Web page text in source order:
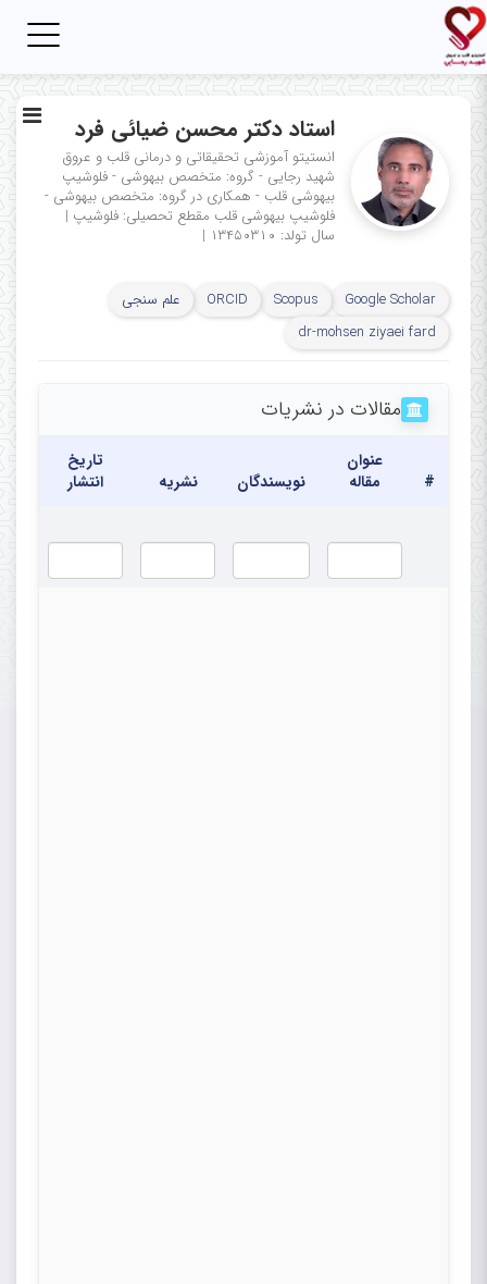
استاد دکتر محسن ضیائی فرد
انستیتو آموزشی تحقیقاتی و درمانی قلب و عروق
شهید رجایی - گروه: متخصص بیهوشی - فلوشیپ
بیهوشی قلب - همکاری در گروه: متخصص بیهوشی -
فلوشیپ بیهوشی قلب مقطع تحصیلی: فلوشیپ |
سال تولد: ۱۳۴۵۰۳۱۰
|
Google Scholar
Scopus
ORCID
علم سنجی
dr-mohsen ziyaei fard
مقالات در نشریات
#
عنوان
مقاله
نویسندگان نشریه
تاریخ
انتشار